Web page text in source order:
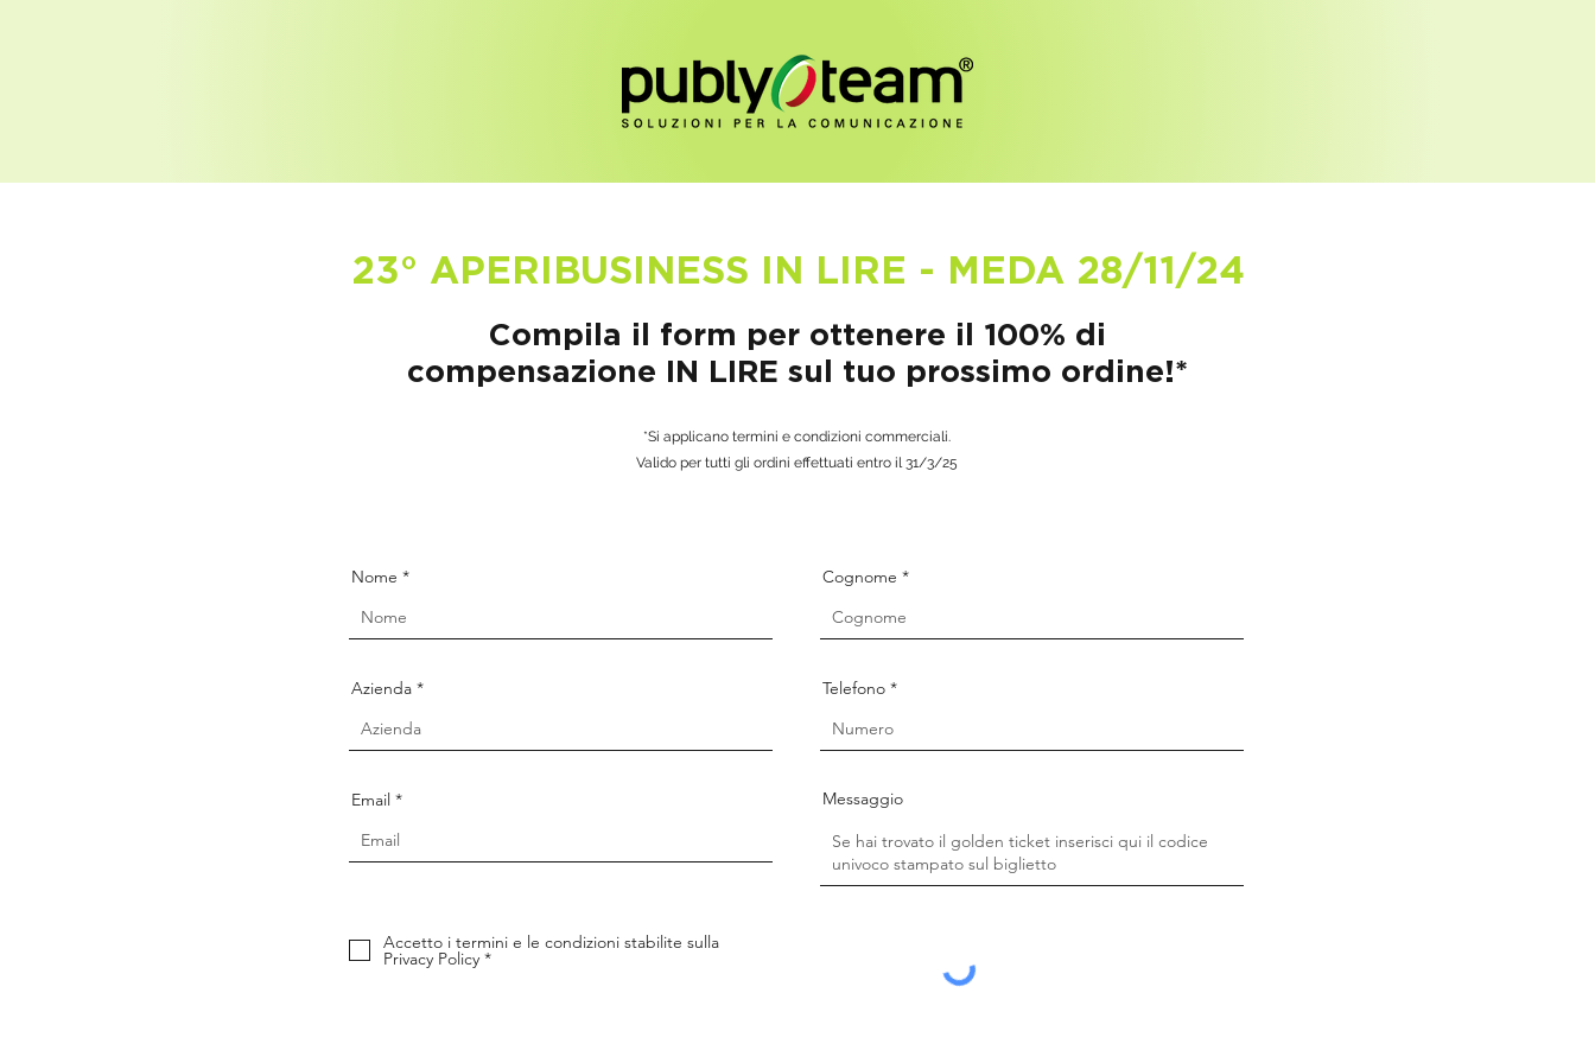
23° APERIBUSINESS IN LIRE - MEDA 28/11/24
Compila il form per ottenere il 100% di
compensazione IN LIRE sul tuo prossimo ordine!*
*Si applicano termini e condizioni commerciali.
Valido per tutti gli ordini effettuati entro il 31/3/25
Nome Cognome
Azienda Telefono
Email Messaggio
Accetto i termini e le condizioni stabilite sulla
Privacy Policy *